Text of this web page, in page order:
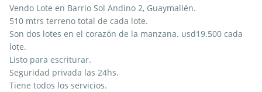
Vendo Lote en Barrio Sol Andino 2, Guaymallén.
510 mtrs terreno total de cada lote.
Son dos lotes en el corazón de la manzana. usd19.500 cada
lote.
Listo para escriturar.
Seguridad privada las 24hs.
Tiene todos los servicios.